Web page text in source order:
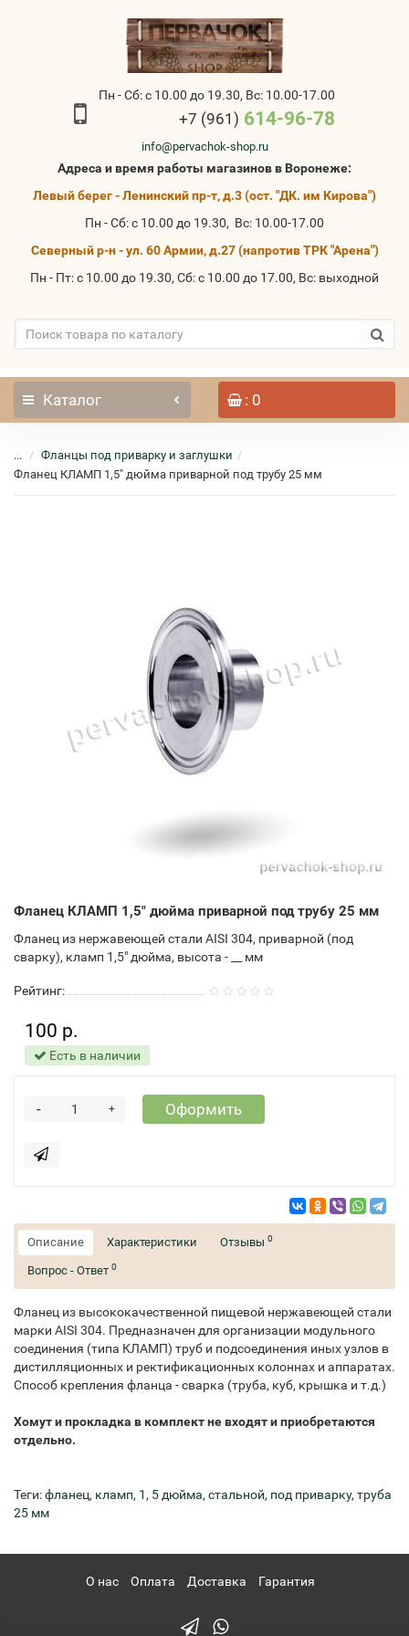
Пн - Сб: с 10.00 до 19.30, Вс: 10.00-17.00
+7 (961) 614-96-78
info@pervachok-shop.ru
Адреса и время работы магазинов в Воронеже:
Левый берег - Ленинский пр-т, д.3 (ост. "ДК. им Кирова")
Пн - Сб: с 10.00 до 19.30, Вс: 10.00-17.00
Северный р-н - ул. 60 Армии, д.27 (напротив ТРК "Арена")
Пн - Пт: с 10.00 до 19.30, Сб: с 10.00 до 17.00, Вс: выходной
Каталог : 0
...
Фланцы под приварку и заглушки
Фланец КЛАМП 1,5" дюйма приварной под трубу 25 мм
Фланец КЛАМП 1,5" дюйма приварной под трубу 25 мм
Фланец из нержавеющей стали AISI 304, приварной (под
сварку), кламп 1,5" дюйма, высота - __ мм
Рейтинг:
100 р.
Есть в наличии
+
- Оформить
Описание Характеристики Отзывы 0
Вопрос - Ответ 0
Фланец из высококачественной пищевой нержавеющей стали
марки AISI 304. Предназначен для организации модульного
соединения (типа КЛАМП) труб и подсоединения иных узлов в
дистилляционных и ректификационных колоннах и аппаратах.
Способ крепления фланца - сварка (труба, куб, крышка и т.д.)
Хомут и прокладка в комплект не входят и приобретаются
отдельно.
Теги:фланец, кламп, 1, 5 дюйма, стальной, под приварку, труба
25 мм
О нас Оплата Доставка Гарантия